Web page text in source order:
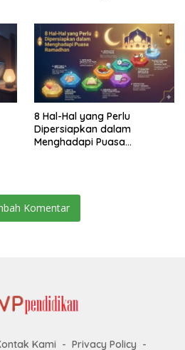
8 Hal-Hal yang Perlu
Dipersiapkan dalam
Menghadapi Puasa
Komentar
Kami Privacy Policy